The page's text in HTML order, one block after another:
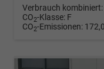
Verbrauch kombiniert:
CO2-Klasse: F
CO2-Emissionen: